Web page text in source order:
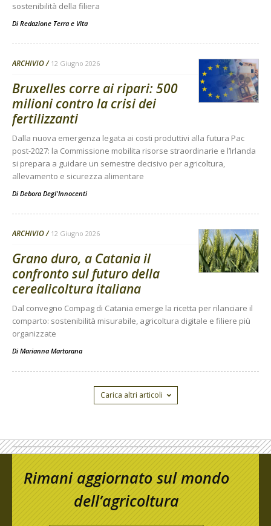
sostenibilità della filiera
Di Redazione Terra e Vita
ARCHIVIO 12 Giugno 2026
Bruxelles corre ai ripari: 500
milioni contro la crisi dei
fertilizzanti
Dalla nuova emergenza legata ai costi produttivi alla futura Pac
post-2027: la Commissione mobilita risorse straordinarie e l’Irlanda
si prepara a guidare un semestre decisivo per agricoltura,
allevamento e sicurezza alimentare
Di Debora Degl'Innocenti
ARCHIVIO 12 Giugno 2026
Grano duro, a Catania il
confronto sul futuro della
cerealicoltura italiana
Dal convegno Compag di Catania emerge la ricetta per rilanciare il
comparto: sostenibilità misurabile, agricoltura digitale e filiere più
organizzate
Di Marianna Martorana
Carica altri articoli
Rimani aggiornato sul mondo
dell’agricoltura